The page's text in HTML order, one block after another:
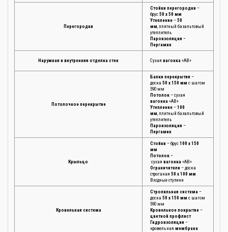
Перегородки
Стойки перегородки –
брус 50 х 50 мм
Утепление – 50
мм, плитный базальтовый
утеплитель
Пароизоляция –
Пергамин
Наружная и внутренняя отделка стен Сухая вагонка «АВ»
Потолочное перекрытие
Балки перекрытия –
доска 50 х 150 мм с шагом
590 мм
Потолок – сухая
вагонка «АВ»
Утепление – 100
мм, плитный базальтовый
утеплитель
Пароизоляция –
Пергамин
Крыльцо
Стойки – брус 100 х 150
мм
Потолок –
сухая вагонка «АВ»
Ограничители – доска
строганая 50 х 100 мм
Входные ступени
Кровельная система
Стропильная система –
доска 50 х 150 мм с шагом
590 мм
Кровельное покрытие –
цветной профлист
Гидроизоляция –
кровельная мембрана